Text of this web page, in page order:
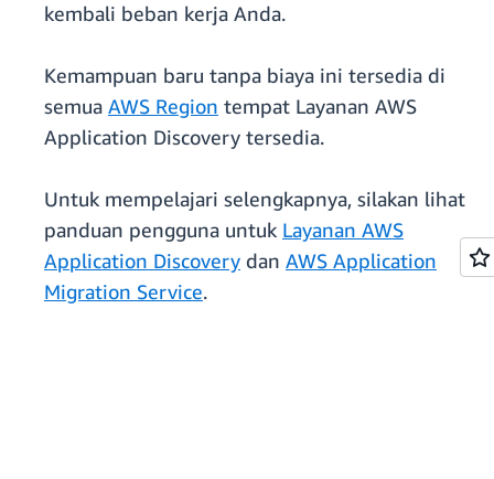
kembali beban kerja Anda.
Kemampuan baru tanpa biaya ini tersedia di
semua AWS Region tempat Layanan AWS
Application Discovery tersedia.
Untuk mempelajari selengkapnya, silakan lihat
panduan pengguna untuk Layanan AWS
Application Discovery dan AWS Application
Migration Service.